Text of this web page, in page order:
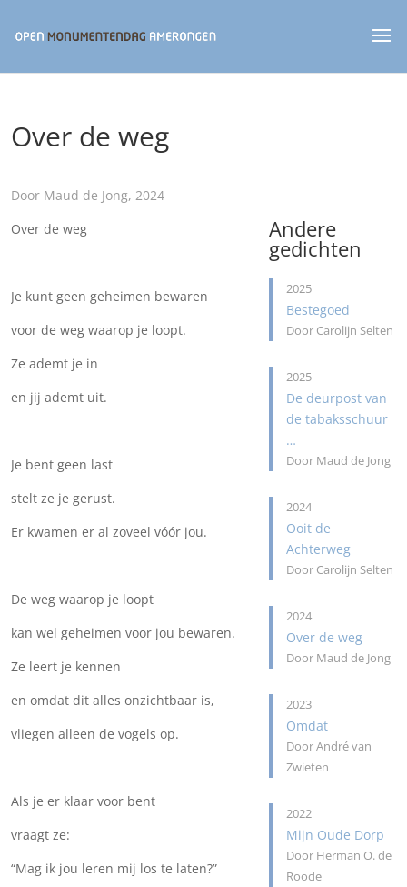
Over de weg
Door Maud de Jong, 2024
Over de weg
Je kunt geen geheimen bewaren
voor de weg waarop je loopt.
Ze ademt je in
en jij ademt uit.
Je bent geen last
stelt ze je gerust.
Er kwamen er al zoveel vóór jou.
De weg waarop je loopt
kan wel geheimen voor jou bewaren.
Ze leert je kennen
en omdat dit alles onzichtbaar is,
vliegen alleen de vogels op.
Als je er klaar voor bent
vraagt ze:
“Mag ik jou leren mij los te laten?”
Andere
gedichten
2025
Bestegoed
Door Carolijn Selten
2025
De deurpost van
de tabaksschuur
…
Door Maud de Jong
2024
Ooit de
Achterweg
Door Carolijn Selten
2024
Over de weg
Door Maud de Jong
2023
Omdat
Door André van
Zwieten
2022
Mijn Oude Dorp
Door Herman O. de
Roode